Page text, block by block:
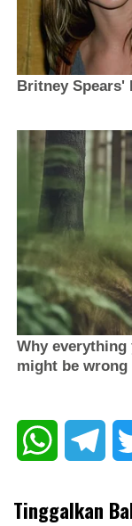
WhatsApp
Tinggalkan